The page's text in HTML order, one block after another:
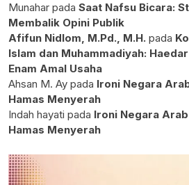
Munahar pada Saat Nafsu Bicara:
Membalik Opini Publik
Afifun Nidlom, M.Pd., M.H. pada
Islam dan Muhammadiyah:
Enam Amal Usaha
Ahsan M. Ay pada Ironi Negara
Hamas Menyerah
Indah hayati pada Ironi Negara
Hamas Menyerah